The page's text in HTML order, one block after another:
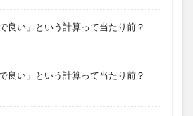
良い」という計算って当たり前？
良い」という計算って当たり前？